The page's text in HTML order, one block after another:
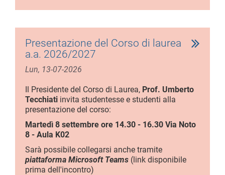
Presentazione del Corso di laurea
a.a. 2026/2027
Lun, 13-07-2026
Il Presidente del Corso di Laurea, Prof. Umberto
Tecchiati invita studentesse e studenti alla
presentazione del corso:
Martedì 8 settembre ore 14.30 - 16.30 Via Noto
8 - Aula K02
Sarà possibile collegarsi anche tramite
piattaforma Microsoft Teams (link disponibile
prima dell'incontro)